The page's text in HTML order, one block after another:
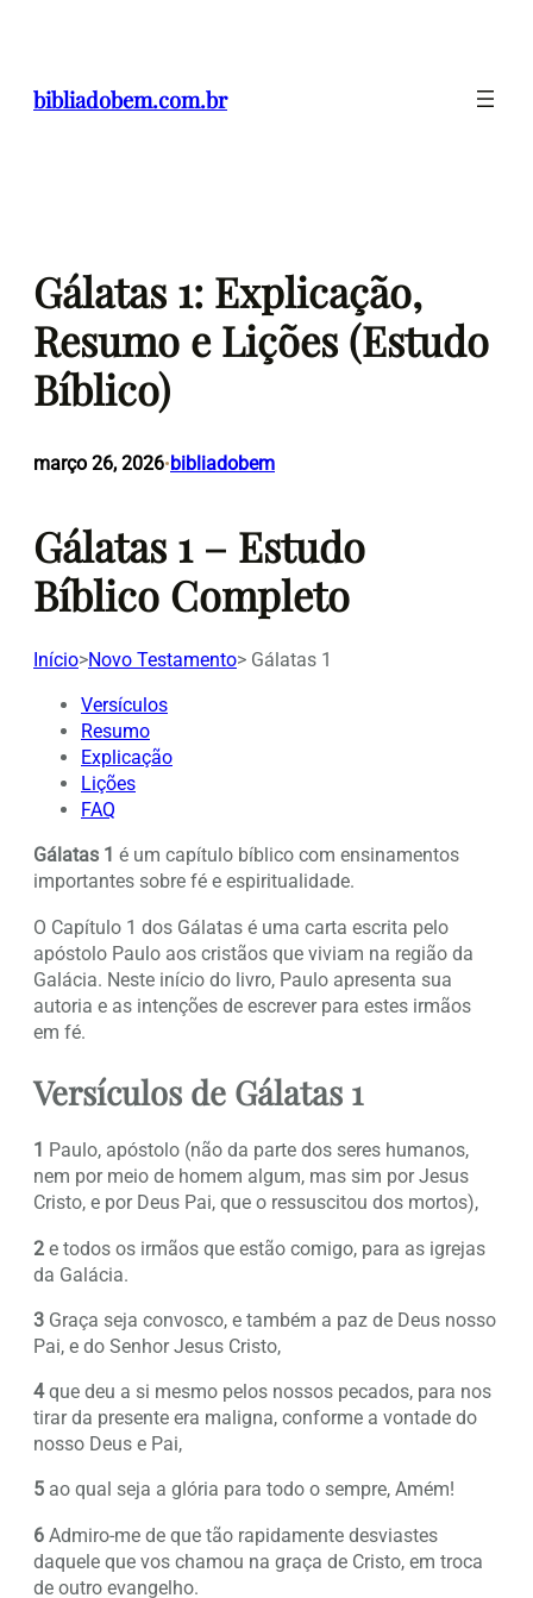
conteúdo
bibliadobem.com.br
Gálatas 1: Explicação,
Resumo e Lições (Estudo
Bíblico)
março 26, 2026•bibliadobem
Gálatas 1 – Estudo
Bíblico Completo
Início>Novo Testamento> Gálatas 1
Versículos
Resumo
Explicação
Lições
FAQ
Gálatas 1 é um capítulo bíblico com ensinamentos
importantes sobre fé e espiritualidade.
O Capítulo 1 dos Gálatas é uma carta escrita pelo
apóstolo Paulo aos cristãos que viviam na região da
Galácia. Neste início do livro, Paulo apresenta sua
autoria e as intenções de escrever para estes irmãos
em fé.
Versículos de Gálatas 1
1 Paulo, apóstolo (não da parte dos seres humanos,
nem por meio de homem algum, mas sim por Jesus
Cristo, e por Deus Pai, que o ressuscitou dos mortos),
2 e todos os irmãos que estão comigo, para as igrejas
da Galácia.
3 Graça seja convosco, e também a paz de Deus nosso
Pai, e do Senhor Jesus Cristo,
4que deu a si mesmo pelos nossos pecados, para nos
tirar da presente era maligna, conforme a vontade do
nosso Deus e Pai,
5 ao qual seja a glória para todo o sempre, Amém!
6 Admiro-me de que tão rapidamente desviastes
daquele que vos chamou na graça de Cristo, em troca
de outro evangelho.